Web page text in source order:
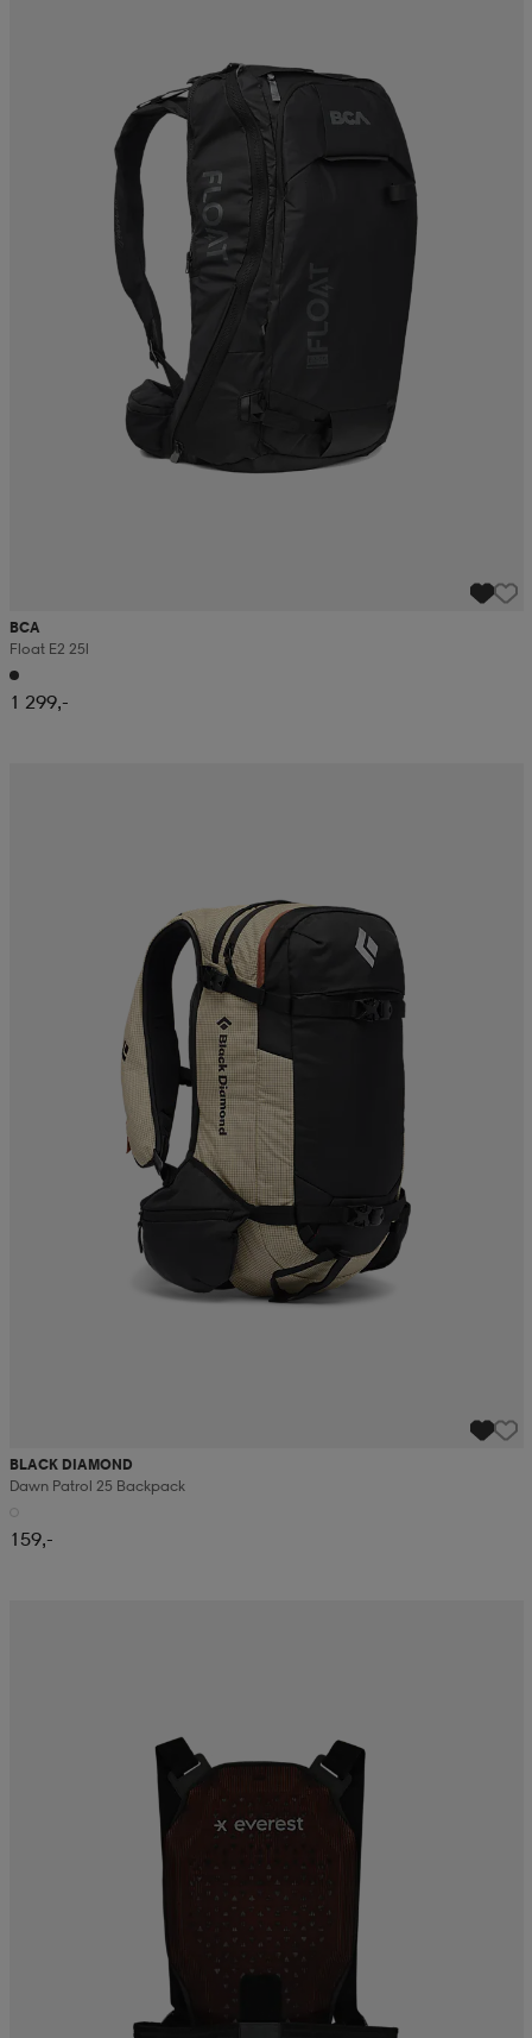
BCA
Float E2 25l
1 299,-
BLACK DIAMOND
Dawn Patrol 25 Backpack
159,-